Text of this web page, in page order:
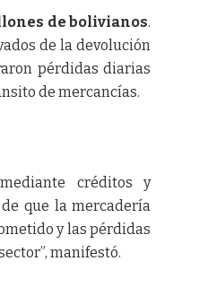
de bolivianos.
de la devolución
pérdidas diarias
de mercancías.
créditos y
que la mercadería
y las pérdidas
manifestó.